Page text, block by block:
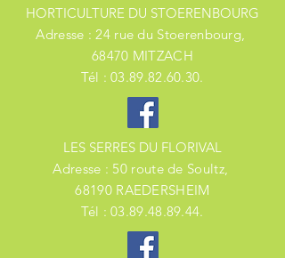
HORTICULTURE DU STOERENBOURG
Adresse : 24 rue du Stoerenbourg,
68470 MITZACH
Tél :03.89.82.60.30.
LES SERRES DU FLORIVAL
Adresse : 50 route de Soultz,
68190 RAEDERSHEIM
Tél :03.89.48.89.44.